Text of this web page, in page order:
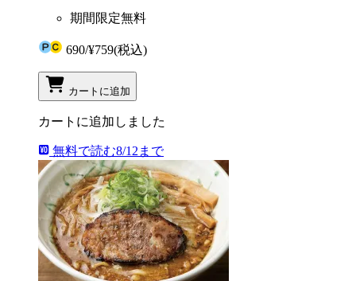
期間限定無料
690/¥759(税込)
カートに追加
カートに追加しました
無料で読む8/12まで